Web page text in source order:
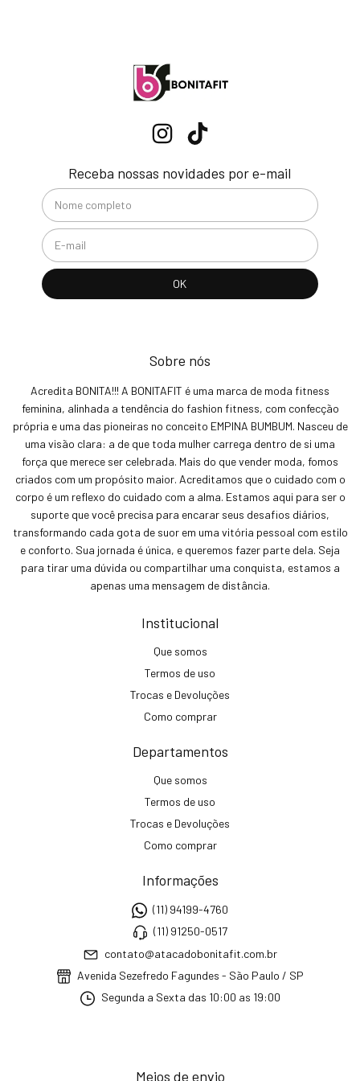
Receba nossas novidades por e-mail
Sobre nós
Acredita BONITA!!! A BONITAFIT é uma marca de moda fitness
feminina, alinhada a tendência do fashion fitness, com confecção
própria e uma das pioneiras no conceito EMPINA BUMBUM. Nasceu de
uma visão clara: a de que toda mulher carrega dentro de si uma
força que merece ser celebrada. Mais do que vender moda, fomos
criados com um propósito maior. Acreditamos que o cuidado com o
corpo é um reflexo do cuidado com a alma. Estamos aqui para ser o
suporte que você precisa para encarar seus desafios diários,
transformando cada gota de suor em uma vitória pessoal com estilo
e conforto. Sua jornada é única, e queremos fazer parte dela. Seja
para tirar uma dúvida ou compartilhar uma conquista, estamos a
apenas uma mensagem de distância.
Institucional
Que somos
Termos de uso
Trocas e Devoluções
Como comprar
Departamentos
Que somos
Termos de uso
Trocas e Devoluções
Como comprar
Informações
(11) 94199-4760
(11) 91250-0517
contato@atacadobonitafit.com.br
Avenida Sezefredo Fagundes - São Paulo / SP
Segunda a Sexta das 10:00 as 19:00
Meios de envio